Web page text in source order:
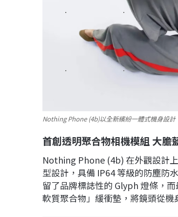
Nothing Phone (4b)以全新繽紛一體式機身設
首創透明聚合物相機模組 大膽
Nothing Phone (4b) 在外觀設計
型設計，具備 IP64 等級的防塵防
留了品牌標誌性的 Glyph 燈條，
軟質聚合物」緩衝墊，將鏡頭從